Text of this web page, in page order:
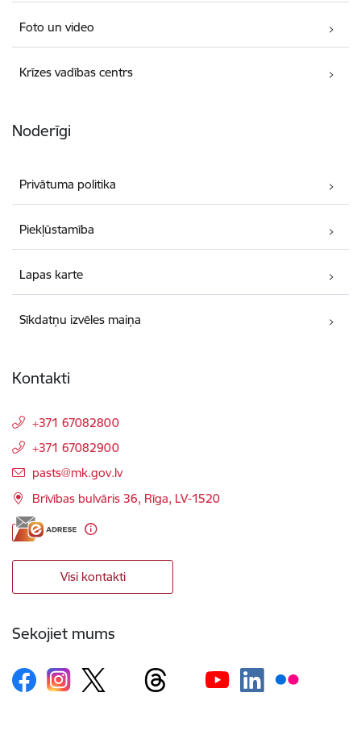
Foto un video
Krīzes vadības centrs
Noderīgi
Privātuma politika
Piekļūstamība
Lapas karte
Sīkdatņu izvēles maiņa
Kontakti
+371 67082800
+371 67082900
E-pasts:
pasts@mk.gov.lv
Brīvības bulvāris 36, Rīga, LV-1520
Visi kontakti
Sekojiet mums